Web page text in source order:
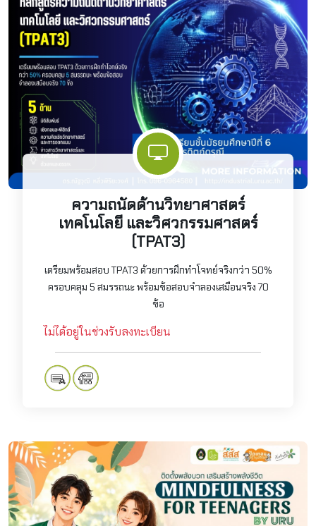
ความถนัดด้านวิทยาศาสตร์
เทคโนโลยี และวิศวกรรมศาสตร์
(TPAT3)
เตรียมพร้อมสอบ TPAT3 ด้วยการฝึกทำโจทย์จริงกว่า 50%
ครอบคลุม 5 สมรรถนะ พร้อมข้อสอบจำลองเสมือนจริง 70
ข้อ
ไม่ได้อยู่ในช่วงรับลงทะเบียน